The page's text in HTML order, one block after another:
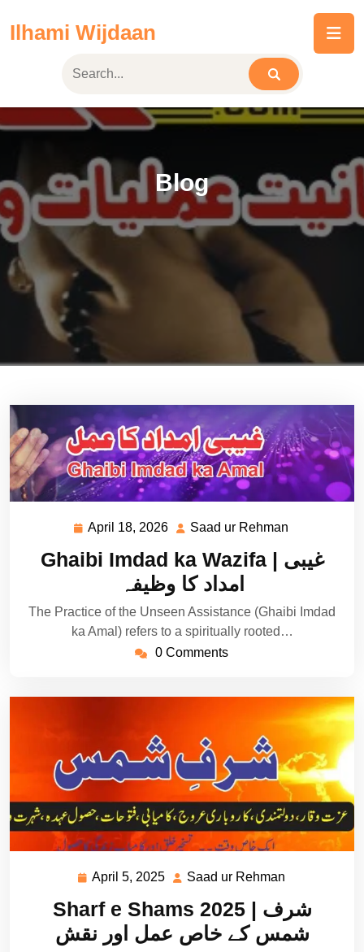
Ilhami Wijdaan
Blog
April 18, 2026 April
2026
Saad ur Rehman
Rehman
Ghaibi Imdad ka Wazifa | غیبی
امداد کا وظیفہ
The Practice of the Unseen Assistance (Ghaibi Imdad
ka Amal) refers to a spiritually rooted…
0 Comments
April 5, 2025 April
2025
Saad ur Rehman
Rehman
Sharf e Shams 2025 | شرف
شمس کے خاص عمل اور نقش